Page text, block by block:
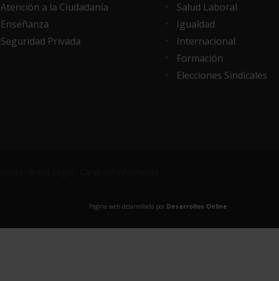
Atención a la Ciudadanía
Enseñanza
Seguridad Privada
Salud Laboral
Igualdad
Internacional
Formación
Elecciones Sindicales
Página web desarrollada por Desarrollos Online